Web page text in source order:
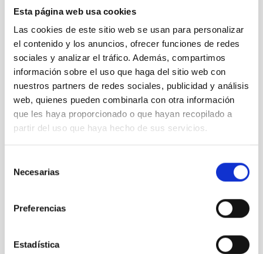
Esta página web usa cookies
Las cookies de este sitio web se usan para personalizar
el contenido y los anuncios, ofrecer funciones de redes
sociales y analizar el tráfico. Además, compartimos
información sobre el uso que haga del sitio web con
nuestros partners de redes sociales, publicidad y análisis
web, quienes pueden combinarla con otra información
que les haya proporcionado o que hayan recopilado a
partir del uso que haya hecho de sus servicios.
Necesarias
Preferencias
Estadística
Agosto 2022(1)
Mayo 2022(3)
Abril 2022(1)
Marzo 2022(2)
Febrero 2022(2)
Noviembre 2021(2)
Octubre 2021 (3)
Septiembre 2021(4)
Agosto 2021 (6)
Abril 2021(4)
Febrero 2021
Noviembre 2020